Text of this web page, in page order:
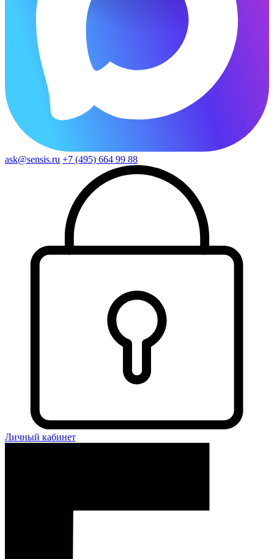
ask@sensis.ru +7 (495) 664 99 88
Личный кабинет